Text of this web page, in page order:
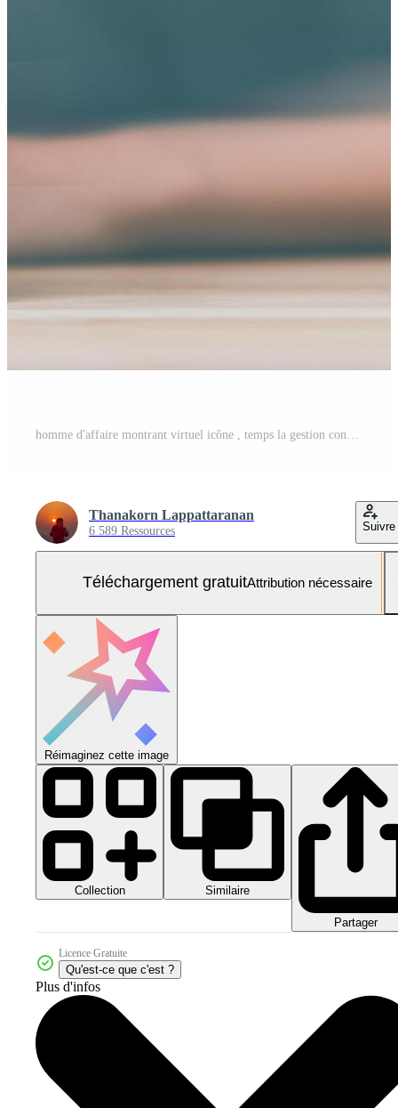
Thanakorn Lappattaranan
6 589 Ressources Suivre
Téléchargement gratuitAttribution nécessaire
Réimaginez cette image
Collection Similaire
Partager
Licence Gratuite
Qu'est-ce que c'est ?
Plus d'infos